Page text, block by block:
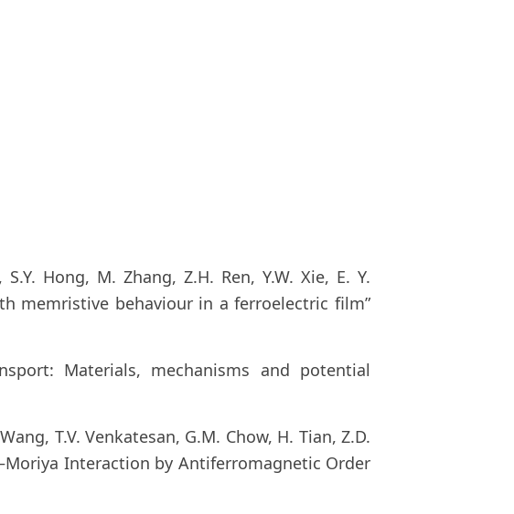
Hong, M. Zhang, Z.H. Ren, Y.W. Xie, E. Y.
memristive behaviour in a ferroelectric film”
Materials, mechanisms and potential
T.V. Venkatesan, G.M. Chow, H. Tian, Z.D.
Interaction by Antiferromagnetic Order